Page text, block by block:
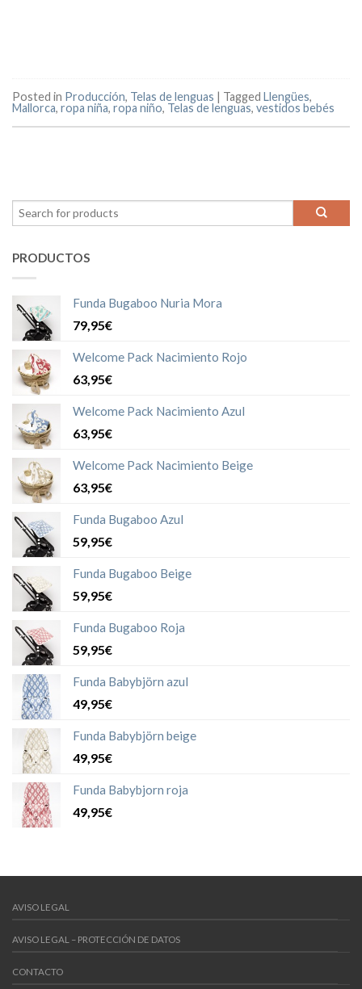
Posted in Producción, Telas de lenguas | Tagged Llengües,
Mallorca, ropa niña, ropa niño, Telas de lenguas, vestidos bebés
PRODUCTOS
Funda Bugaboo Nuria Mora
79,95€
Welcome Pack Nacimiento Rojo
63,95€
Welcome Pack Nacimiento Azul
63,95€
Welcome Pack Nacimiento Beige
63,95€
Funda Bugaboo Azul
59,95€
Funda Bugaboo Beige
59,95€
Funda Bugaboo Roja
59,95€
Funda Babybjörn azul
49,95€
Funda Babybjörn beige
49,95€
Funda Babybjorn roja
49,95€
AVISO LEGAL
AVISO LEGAL – PROTECCIÓN DE DATOS
CONTACTO